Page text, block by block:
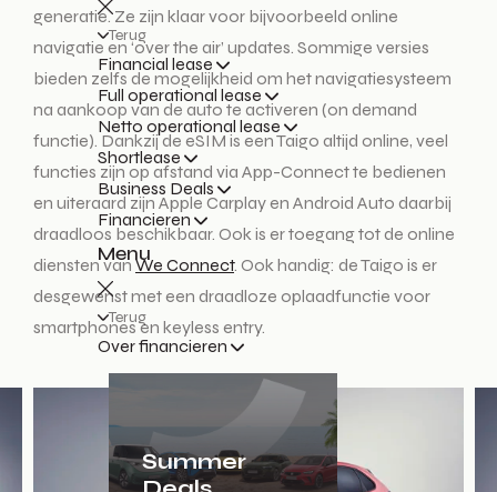
Terug
Financial lease
Full operational lease
Netto operational lease
Shortlease
Business Deals
Financieren
Menu
Terug
Over financieren
Summer
generatie. Ze zijn klaar voor bijvoorbeeld online
navigatie en ‘over the air’ updates. Sommige versies
bieden zelfs de mogelijkheid om het navigatiesysteem
na aankoop van de auto te activeren (on demand
functie). Dankzij de eSIM is een Taigo altijd online, veel
functies zijn op afstand via App-Connect te bedienen
en uiteraard zijn Apple Carplay en Android Auto daarbij
draadloos beschikbaar. Ook is er toegang tot de online
diensten van We Connect. Ook handig: de Taigo is er
desgewenst met een draadloze oplaadfunctie voor
smartphones en keyless entry.